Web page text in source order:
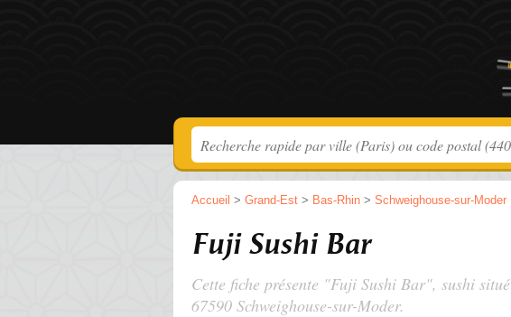
Accueil > Grand-Est > Bas-Rhin > Schweighouse-sur-Moder
Fuji Sushi Bar
Cette fiche présente "Fuji Sushi Bar", sushi situé
67590 Schweighouse-sur-Moder.